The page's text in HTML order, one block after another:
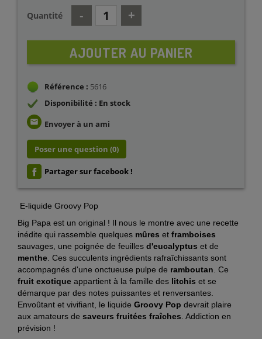
Quantité
AJOUTER AU PANIER
Référence : 5616
Disponibilité : En stock
email Envoyer à un ami
Poser une question (0)
Partager sur facebook !
E-liquide Groovy Pop
Big Papa est un original ! Il nous le montre avec une recette
inédite qui rassemble quelques mûres et framboises
sauvages, une poignée de feuilles d'eucalyptus et de
menthe . Ces succulents ingrédients rafraîchissants sont
accompagnés d'une onctueuse pulpe de ramboutan . Ce
fruit exotique appartient à la famille des litchis et se
démarque par des notes puissantes et renversantes.
Envoûtant et vivifiant, le liquide Groovy Pop devrait plaire
aux amateurs de saveurs fruitées fraîches . Addiction en
prévision !